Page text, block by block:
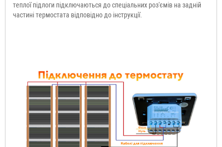
теплої підлоги підключаються до спеціальних роз'ємів на задній
частині термостата відповідно до інструкції.